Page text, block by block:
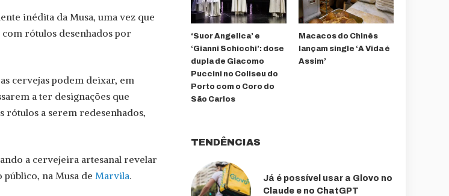
inédita da Musa, uma vez que
rótulos desenhados por
cervejas podem deixar, em
a ter designações que
rótulos a serem redesenhados,
a cervejeira artesanal revelar
na Musa de Marvila.
‘Suor Angelica’ e
‘Gianni Schicchi’: dose
dupla de Giacomo
Puccini no Coliseu do
Porto com o Coro do
São Carlos
Macacos do Chinês
lançam single ‘A Vida é
Assim’
TENDÊNCIAS
Já é possível usar a Glovo no
Claude e no ChatGPT